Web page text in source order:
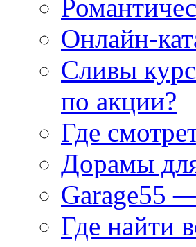
Онлайн-
Сливы
по акции?
Где
Дорамы для
Garage55
Где найти